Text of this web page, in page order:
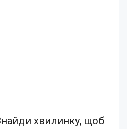
хвилинку, щоб